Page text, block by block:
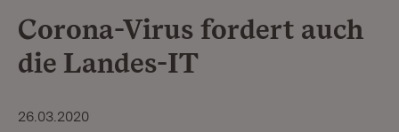
Corona-Virus fordert auch
die Landes-IT
26.03.2020